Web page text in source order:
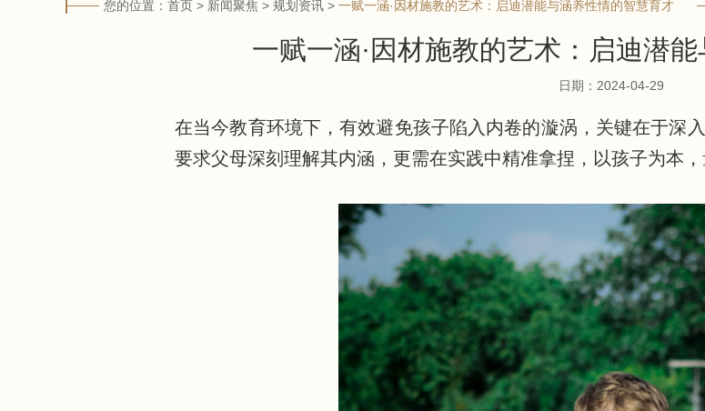
您的位置： 首页 > 新闻聚焦 > 规划资讯 > 一赋一涵·因材施教的艺术：启迪潜能与涵养性情的智慧育才
一赋一涵·因材施教的艺术：启迪潜
日期：2024-04-29
在当今教育环境下，有效避免孩子陷入内卷的漩涡，关键在于深
要求父母深刻理解其内涵，更需在实践中精准拿捏，以孩子为本